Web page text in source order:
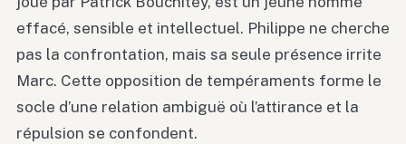
effacé, sensible et intellectuel. Philippe ne cherche
pas la confrontation, mais sa seule présence irrite
Marc. Cette opposition de tempéraments forme le
socle d’une relation ambiguë où l’attirance et la
répulsion se confondent.